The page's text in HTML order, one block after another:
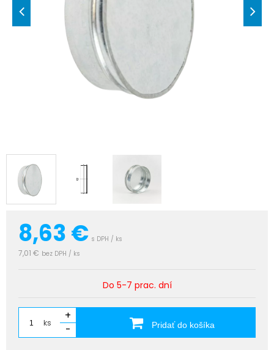
8,63€ s DPH / ks
7,01 € bez DPH / ks
Do 5-7 prac. dní
ks
+
-
Pridať do košíka